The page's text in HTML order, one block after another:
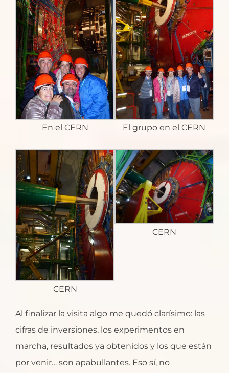
En el CERN El grupo en el CERN
CERN
CERN
Al finalizar la visita algo me quedó clarísimo: las
cifras de inversiones, los experimentos en
marcha, resultados ya obtenidos y los que están
por venir… son apabullantes. Eso sí, no